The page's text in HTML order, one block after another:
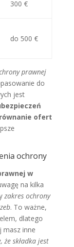
300 €
do 500 €
prawnej
do
jest
ofert
ochrony
w
na kilka
zakres ochrony
. To ważne,
dlatego
masz inne
że składka jest